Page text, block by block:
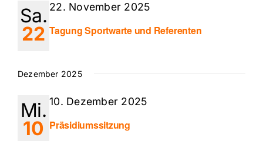
Sa.
22 Tagung Sportwarte und Referenten
22. November 2025
Dezember 2025
Mi.
10 Präsidiumssitzung
10. Dezember 2025